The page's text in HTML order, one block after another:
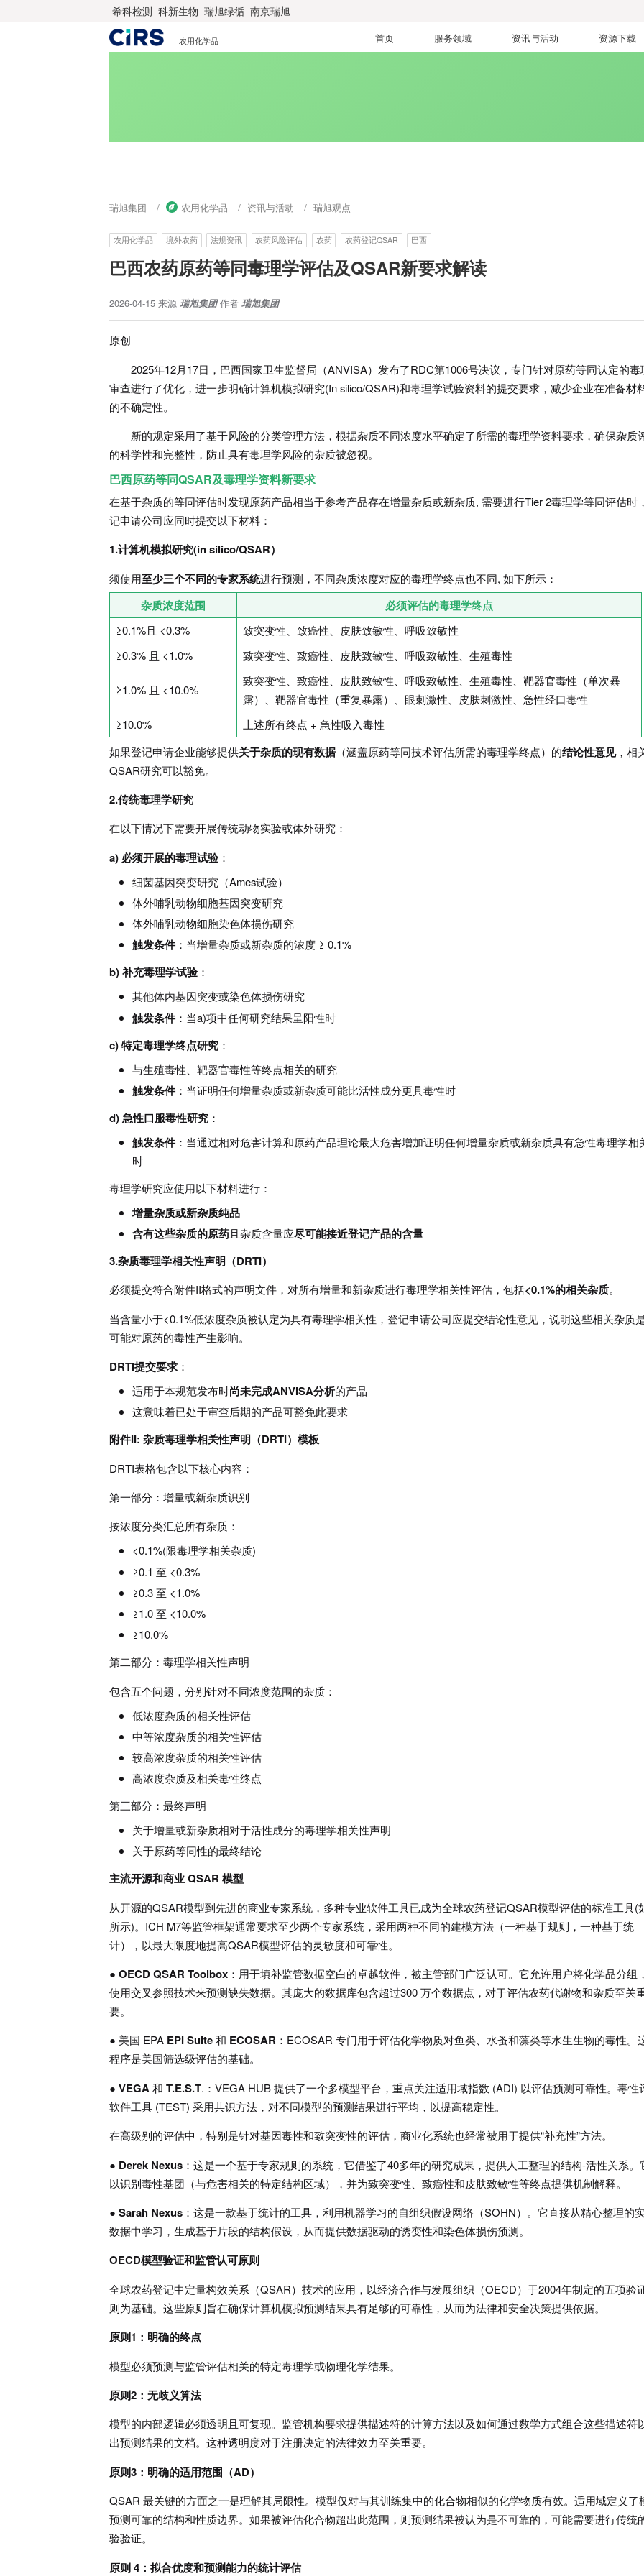
希科检测 科新生物 瑞旭绿循 南京瑞旭
农用化学品 首页 服务领域 资讯与活动 资源下载
瑞旭集团 农用化学品 资讯与活动 瑞旭观点
农用化学品 境外农药 法规资讯 农药风险评估 农药 农药登记QSAR 巴西
巴西农药原药等同毒理学评估及QSAR新要求解读
2026-04-15 来源 瑞旭集团 作者 瑞旭集团
原创
2025年12月17日，巴西国家卫生监督局（ANVISA）发布了RDC第1006号决议，专门针对原药等同认定的毒
审查进行了优化，进一步明确计算机模拟研究(In silico/QSAR)和毒理学试验资料的提交要求，减少企业在准备材
的不确定性。
新的规定采用了基于风险的分类管理方法，根据杂质不同浓度水平确定了所需的毒理学资料要求，确保杂质
的科学性和完整性，防止具有毒理学风险的杂质被忽视。
巴西原药等同QSAR及毒理学资料新要求
在基于杂质的等同评估时发现原药产品相当于参考产品存在增量杂质或新杂质, 需要进行Tier 2毒理学等同评估时
记申请公司应同时提交以下材料：
1.计算机模拟研究(in silico/QSAR）
须使用至少三个不同的专家系统进行预测，不同杂质浓度对应的毒理学终点也不同, 如下所示：
杂质浓度范围 必须评估的毒理学终点
≥0.1%且 <0.3%
致突变性、致癌性、皮肤致敏性、呼吸致敏性
≥0.3% 且 <1.0%
致突变性、致癌性、皮肤致敏性、呼吸致敏性、生殖毒性
≥1.0% 且 <10.0%
致突变性、致癌性、皮肤致敏性、呼吸致敏性、生殖毒性、靶器官毒性（单次暴
露）、靶器官毒性（重复暴露）、眼刺激性、皮肤刺激性、急性经口毒性
≥10.0%
上述所有终点 + 急性吸入毒性
如果登记申请企业能够提供关于杂质的现有数据 （涵盖原药等同技术评估所需的毒理学终点）的结论性意见，相
QSAR研究可以豁免。
2.传统毒理学研究
在以下情况下需要开展传统动物实验或体外研究：
a) 必须开展的毒理试验：
细菌基因突变研究（Ames试验）
体外哺乳动物细胞基因突变研究
体外哺乳动物细胞染色体损伤研究
触发条件 ：当增量杂质或新杂质的浓度 ≥ 0.1%
b) 补充毒理学试验：
其他体内基因突变或染色体损伤研究
触发条件 ：当a)项中任何研究结果呈阳性时
c) 特定毒理学终点研究 ：
与生殖毒性、靶器官毒性等终点相关的研究
触发条件 ：当证明任何增量杂质或新杂质可能比活性成分更具毒性时
d) 急性口服毒性研究 ：
触发条件 ：当通过相对危害计算和原药产品理论最大危害增加证明任何增量杂质或新杂质具有急性毒理学相
时
毒理学研究应使用以下材料进行：
增量杂质或新杂质纯品
含有这些杂质的原药且杂质含量应尽可能接近登记产品的含量
3.杂质毒理学相关性声明（DRTI）
必须提交符合附件II格式的声明文件，对所有增量和新杂质进行毒理学相关性评估，包括<0.1%的相关杂质。
当含量小于<0.1%低浓度杂质被认定为具有毒理学相关性，登记申请公司应提交结论性意见，说明这些相关杂质
可能对原药的毒性产生影响。
DRTI提交要求 ：
适用于本规范发布时尚未完成ANVISA分析的产品
这意味着已处于审查后期的产品可豁免此要求
附件II: 杂质毒理学相关性声明（DRTI）模板
DRTI表格包含以下核心内容：
第一部分：增量或新杂质识别
按浓度分类汇总所有杂质：
<0.1%(限毒理学相关杂质)
≥0.1 至 <0.3%
≥0.3 至 <1.0%
≥1.0 至 <10.0%
≥10.0%
第二部分：毒理学相关性声明
包含五个问题，分别针对不同浓度范围的杂质：
低浓度杂质的相关性评估
中等浓度杂质的相关性评估
较高浓度杂质的相关性评估
高浓度杂质及相关毒性终点
第三部分：最终声明
关于增量或新杂质相对于活性成分的毒理学相关性声明
关于原药等同性的最终结论
主流开源和商业 QSAR 模型
从开源的QSAR模型到先进的商业专家系统，多种专业软件工具已成为全球农药登记QSAR模型评估的标准工具(
所示)。ICH M7等监管框架通常要求至少两个专家系统，采用两种不同的建模方法（一种基于规则，一种基于统
计），以最大限度地提高QSAR模型评估的灵敏度和可靠性。
● OECD QSAR Toolbox ：用于填补监管数据空白的卓越软件，被主管部门广泛认可。它允许用户将化学品分组
使用交叉参照技术来预测缺失数据。其庞大的数据库包含超过300 万个数据点，对于评估农药代谢物和杂质至关
要。
● 美国 EPA EPI Suite和 ECOSAR ：ECOSAR 专门用于评估化学物质对鱼类、水蚤和藻类等水生生物的毒性。
程序是美国筛选级评估的基础。
● VEGA和 T.E.S.T.：VEGA HUB 提供了一个多模型平台，重点关注适用域指数 (ADI) 以评估预测可靠性。毒性
软件工具 (TEST) 采用共识方法，对不同模型的预测结果进行平均，以提高稳定性。
在高级别的评估中，特别是针对基因毒性和致突变性的评估，商业化系统也经常被用于提供“补充性”方法。
● Derek Nexus ：这是一个基于专家规则的系统，它借鉴了40多年的研究成果，提供人工整理的结构-活性关系。
以识别毒性基团（与危害相关的特定结构区域），并为致突变性、致癌性和皮肤致敏性等终点提供机制解释。
● Sarah Nexus ：这是一款基于统计的工具，利用机器学习的自组织假设网络（SOHN）。它直接从精心整理的
数据中学习，生成基于片段的结构假设，从而提供数据驱动的诱变性和染色体损伤预测。
OECD模型验证和监管认可原则
全球农药登记中定量构效关系（QSAR）技术的应用，以经济合作与发展组织（OECD）于2004年制定的五项验
则为基础。这些原则旨在确保计算机模拟预测结果具有足够的可靠性，从而为法律和安全决策提供依据。
原则1：明确的终点
模型必须预测与监管评估相关的特定毒理学或物理化学结果。
原则2：无歧义算法
模型的内部逻辑必须透明且可复现。监管机构要求提供描述符的计算方法以及如何通过数学方式组合这些描述符
出预测结果的文档。这种透明度对于注册决定的法律效力至关重要。
原则3：明确的适用范围（AD）
QSAR 最关键的方面之一是理解其局限性。模型仅对与其训练集中的化合物相似的化学物质有效。 适用域定义了
预测可靠的结构和性质边界。如果被评估化合物超出此范围，则预测结果被认为是不可靠的，可能需要进行传统
验验证。
原则 4：拟合优度和预测能力的统计评估